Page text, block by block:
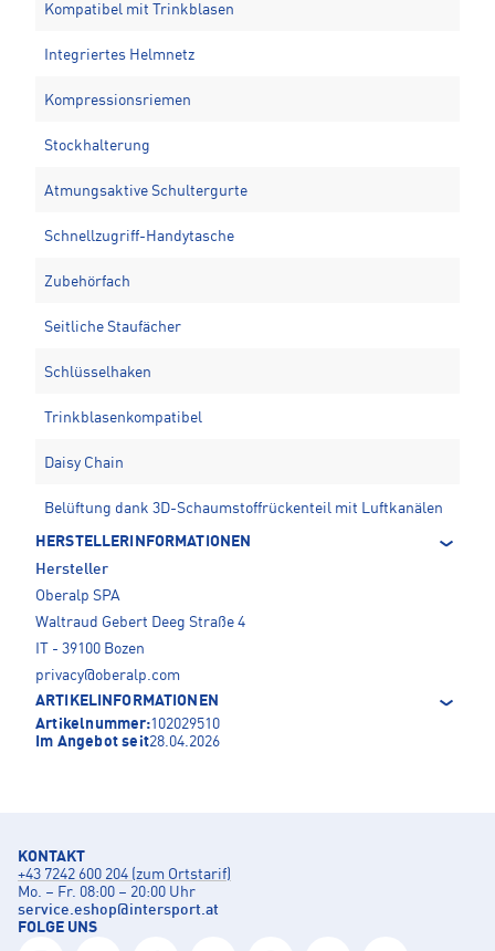
Kompatibel mit Trinkblasen
Integriertes Helmnetz
Kompressionsriemen
Stockhalterung
Atmungsaktive Schultergurte
Schnellzugriff-Handytasche
Zubehörfach
Seitliche Staufächer
Schlüsselhaken
Trinkblasenkompatibel
Daisy Chain
Belüftung dank 3D-Schaumstoffrückenteil mit Luftkanälen
HERSTELLERINFORMATIONEN
Hersteller
Oberalp SPA
Waltraud Gebert Deeg Straße 4
IT - 39100 Bozen
privacy@oberalp.com
ARTIKELINFORMATIONEN
Artikelnummer:102029510
Im Angebot seit28.04.2026
KONTAKT
+43 7242 600 204 (zum Ortstarif)
Mo. – Fr. 08:00 – 20:00 Uhr
service.eshop@intersport.at
FOLGE UNS